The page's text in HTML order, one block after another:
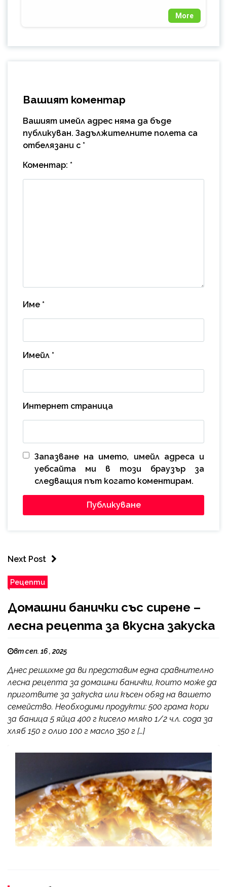
More
Вашият коментар
Вашият имейл адрес няма да бъде
публикуван. Задължителните полета са
отбелязани с *
Коментар: *
Име *
Имейл *
Интернет страница
Запазване на името, имейл адреса и
уебсайта ми в този браузър за
следващия път когато коментирам.
Next Post
Рецепти
Домашни банички със сирене –
лесна рецепта за вкусна закуска
вт сеп. 16 , 2025
Днес решихме да ви представим една сравнително
лесна рецепта за домашни банички, които може да
приготвите за закуска или късен обяд на вашето
семейство. Необходими продукти: 500 грама кори
за баница 5 яйца 400 г кисело мляко 1/2 ч.л. сода за
хляб 150 г олио 100 г масло 350 г […]